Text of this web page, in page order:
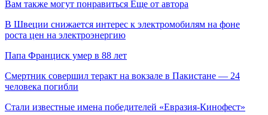
Вам также могут понравиться Еще от автора
В Швеции снижается интерес к электромобилям на фоне
роста цен на электроэнергию
Папа Франциск умер в 88 лет
Смертник совершил теракт на вокзале в Пакистане — 24
человека погибли
Стали известные имена победителей «Евразия-Кинофест»